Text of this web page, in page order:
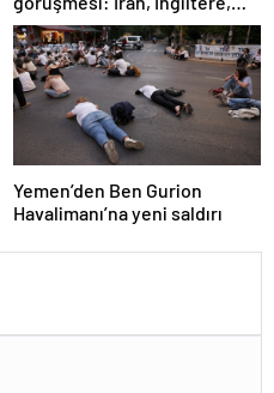
Fransa ve Almanya buluşacak
Yemen’den Ben Gurion
Havalimanı’na yeni saldırı